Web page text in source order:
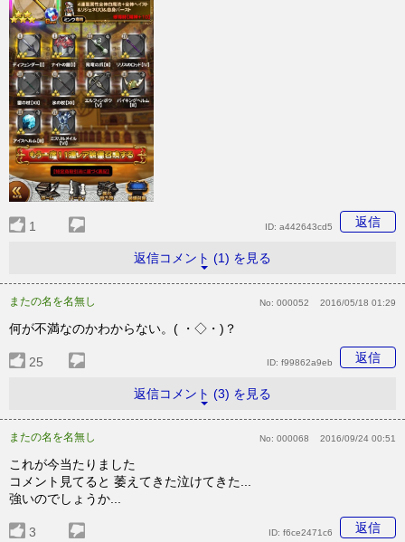
1 返信
ID: a442643cd5
返信コメント (1) を見る
またの名を名無し No: 000052 2016/05/18 01:29
何が不満なのかわからない。( ・◇・)？
25 返信
ID: f99862a9eb
返信コメント (3) を見る
またの名を名無し No: 000068 2016/09/24 00:51
これが今当たりました
コメント見てると 萎えてきた泣けてきた...
強いのでしょうか...
3 返信
ID: f6ce2471c6